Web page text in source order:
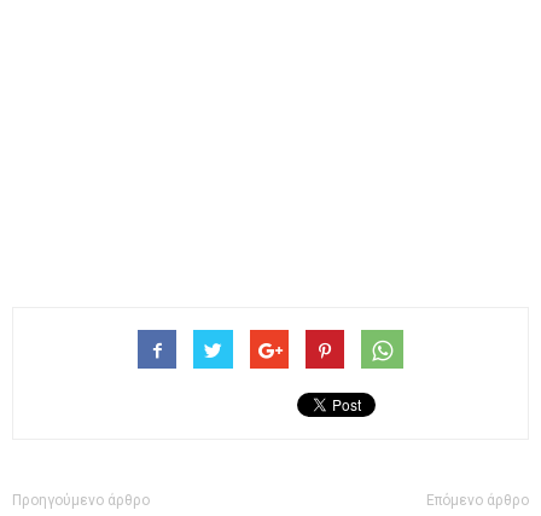
Προηγούμενο άρθρο Επόμενο άρθρο